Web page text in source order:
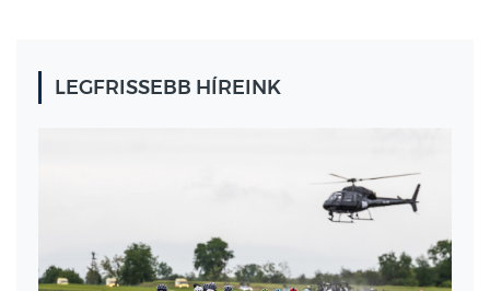
LEGFRISSEBB HÍREINK